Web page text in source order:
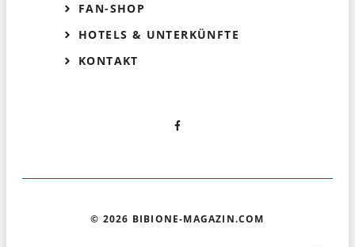
FAN-SHOP
HOTELS & UNTERKÜNFTE
KONTAKT
© 2026 BIBIONE-MAGAZIN.COM